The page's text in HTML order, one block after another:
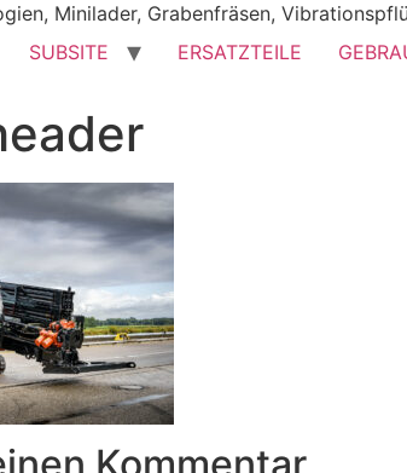
Minilader, Grabenfräsen,
SUBSITE ERSATZTEILE